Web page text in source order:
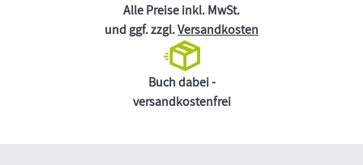
Alle Preise inkl. MwSt.
und ggf. zzgl.Versandkosten
Buch dabei -
versandkostenfrei